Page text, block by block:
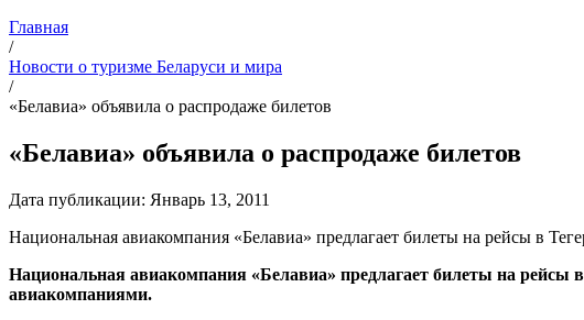
Главная
/
Новости о туризме Беларуси и мира
/
«Белавиа» объявила о распродаже билетов
«Белавиа» объявила о распродаже билетов
Дата публикации: Январь 13, 2011
Национальная авиакомпания «Белавиа» предлагает билеты на рейсы в
Национальная авиакомпания «Белавиа» предлагает билеты на рейсы
авиакомпаниями.